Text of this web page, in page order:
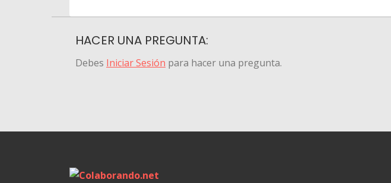
HACER UNA PREGUNTA:
Debes Iniciar Sesión para hacer una pregunta.